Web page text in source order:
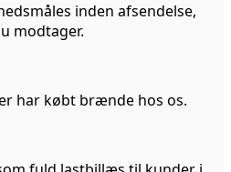
inden afsendelse,
modtager.
har købt brænde hos os.